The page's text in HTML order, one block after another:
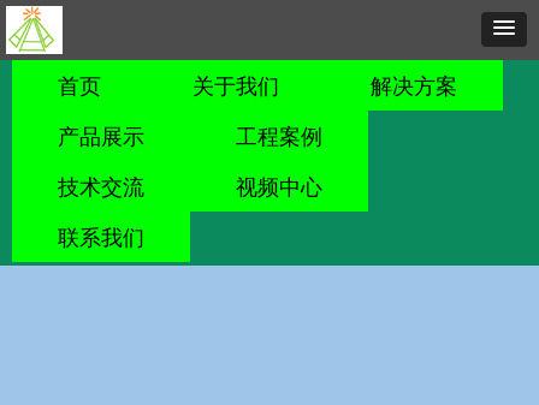
首页 关于我们 解决方案
产品展示 工程案例
技术交流 视频中心
联系我们